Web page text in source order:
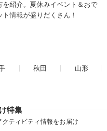
を紹介。夏休みイベント＆おで
ト情報が盛りだくさん！
秋田
山形
特集
ティビティ情報をお届け